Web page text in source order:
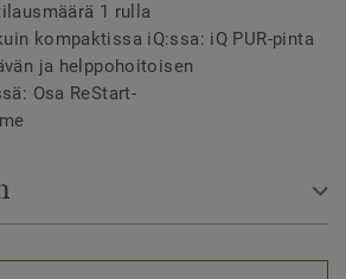
1 rulla
kompaktissa iQ:ssa: iQ PUR-pinta
ja helppohoitoisen
Osa ReStart-